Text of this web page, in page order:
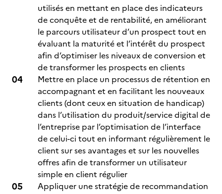
utilisés en mettant en place des indicateurs
de conquête et de rentabilité, en améliorant
le parcours utilisateur d’un prospect tout en
évaluant la maturité et l’intérêt du prospect
afin d’optimiser les niveaux de conversion et
de transformer les prospects en clients
Mettre en place un processus de rétention en
accompagnant et en facilitant les nouveaux
clients (dont ceux en situation de handicap)
dans l’utilisation du produit/service digital de
l’entreprise par l’optimisation de l’interface
de celui-ci tout en informant régulièrement le
client sur ses avantages et sur les nouvelles
offres afin de transformer un utilisateur
simple en client régulier
Appliquer une stratégie de recommandation